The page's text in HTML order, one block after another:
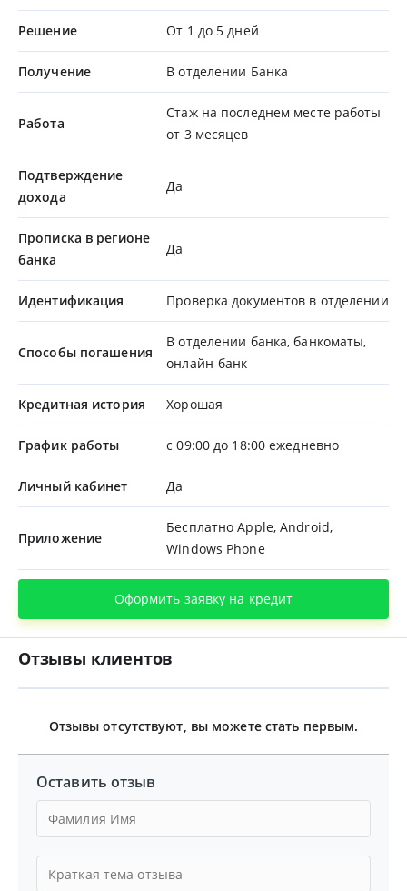
Решение От 1 до 5 дней
Получение В отделении Банка
Работа
Стаж на последнем месте работы
от 3 месяцев
Подтверждение
дохода
Да
Прописка в регионе
банка
Да
Идентификация Проверка документов в отделении
Способы погашения
В отделении банка, банкоматы,
онлайн-банк
Кредитная история Хорошая
График работы с 09:00 до 18:00 ежедневно
Личный кабинет Да
Приложение
Бесплатно Apple, Android,
Windows Phone
Оформить заявку на кредит
Отзывы клиентов
Отзывы отсутствуют, вы можете стать первым.
Оставить отзыв